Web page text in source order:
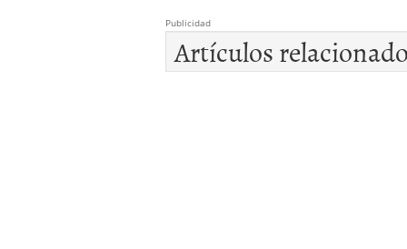
Publicidad
Artículos